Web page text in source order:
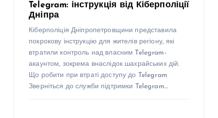
Telegram: інструкція від Кіберполіції
Дніпра
Кіберполіція Дніпропетровщини представила
покрокову інструкцію для жителів регіону, які
втратили контроль над власним Telegram-
акаунтом, зокрема внаслідок шахрайських дій.
Що робити при втраті доступу до Telegram
Зверніться до служби підтримки Telegram…